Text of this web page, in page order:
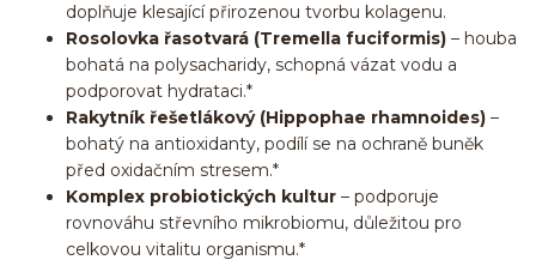
doplňuje klesající přirozenou tvorbu kolagenu.
Rosolovka řasotvará (Tremella fuciformis) – houba
bohatá na polysacharidy, schopná vázat vodu a
podporovat hydrataci.*
Rakytník řešetlákový (Hippophae rhamnoides) –
bohatý na antioxidanty, podílí se na ochraně buněk
před oxidačním stresem.*
Komplex probiotických kultur – podporuje
rovnováhu střevního mikrobiomu, důležitou pro
celkovou vitalitu organismu.*